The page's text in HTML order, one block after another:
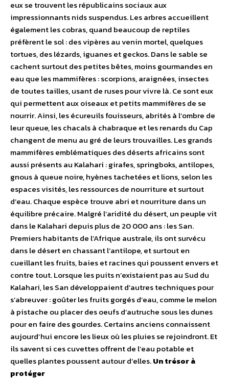
eux se trouvent les républicains sociaux aux
impressionnants nids suspendus. Les arbres accueillent
également les cobras, quand beaucoup de reptiles
préfèrent le sol : des vipères au venin mortel, quelques
tortues, des lézards, iguanes et geckos. Dans le sable se
cachent surtout des petites bêtes, moins gourmandes en
eau que les mammifères : scorpions, araignées, insectes
de toutes tailles, usant de ruses pour vivre là. Ce sont eux
qui permettent aux oiseaux et petits mammifères de se
nourrir. Ainsi, les écureuils fouisseurs, abrités à l’ombre de
leur queue, les chacals à chabraque et les renards du Cap
changent de menu au gré de leurs trouvailles. Les grands
mammifères emblématiques des déserts africains sont
aussi présents au Kalahari : girafes, springboks, antilopes,
gnous à queue noire, hyènes tachetées et lions, selon les
espaces visités, les ressources de nourriture et surtout
d’eau. Chaque espèce trouve abri et nourriture dans un
équilibre précaire. Malgré l’aridité du désert, un peuple vit
dans le Kalahari depuis plus de 20 000 ans : les San.
Premiers habitants de l’Afrique australe, ils ont survécu
dans le désert en chassant l’antilope, et surtout en
cueillant les fruits, baies et racines qui poussent envers et
contre tout. Lorsque les puits n’existaient pas au Sud du
Kalahari, les San développaient d’autres techniques pour
s’abreuver : goûter les fruits gorgés d’eau, comme le melon
à pistache ou placer des oeufs d’autruche sous les dunes
pour en faire des gourdes. Certains anciens connaissent
aujourd’hui encore les lieux où les pluies se rejoindront. Et
ils savent si ces cuvettes offrent de l’eau potable et
quelles plantes poussent autour d’elles.Un trésor à
protéger